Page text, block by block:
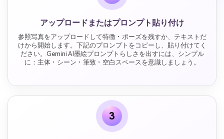
アップロードまたはプロンプト貼り付け
参照写真をアップロードして特徴・ポーズを残すか、テキストだ
けから開始します。下記のプロンプトをコピーし、貼り付けてく
ださい。Gemini AI墨絵プロンプトらしさを出すには、シンプル
に：主体・シーン・筆致・空白スペースを意識しましょう。
3